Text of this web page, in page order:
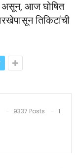
असून, आज घोषित
तिकिटांची
9337 Posts
1